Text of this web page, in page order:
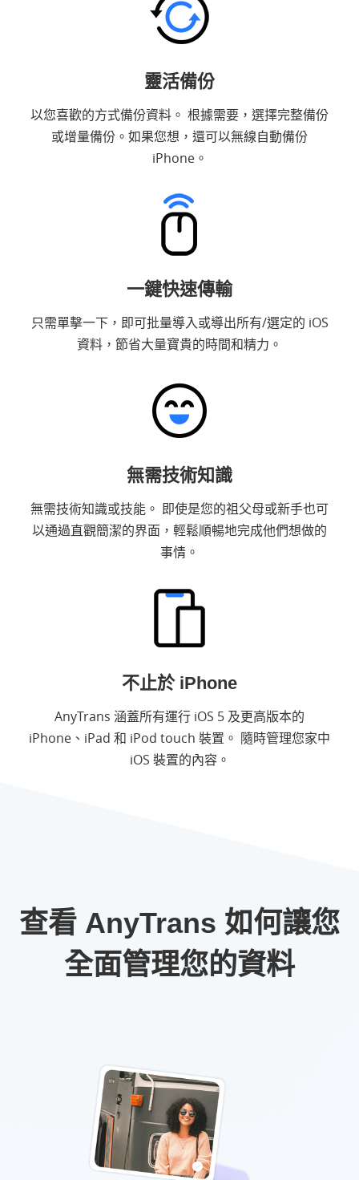
靈活備份
以您喜歡的方式備份資料。 根據需要，選擇完整備份
或增量備份。如果您想，還可以無線自動備份
iPhone。
一鍵快速傳輸
只需單擊一下，即可批量導入或導出所有/選定的 iOS
資料，節省大量寶貴的時間和精力。
無需技術知識
無需技術知識或技能。 即使是您的祖父母或新手也可
以通過直觀簡潔的界面，輕鬆順暢地完成他們想做的
事情。
不止於 iPhone
AnyTrans 涵蓋所有運行 iOS 5 及更高版本的
iPhone、iPad 和 iPod touch 裝置。 隨時管理您家中
iOS 裝置的內容。
查看 AnyTrans 如何讓您
全面管理您的資料